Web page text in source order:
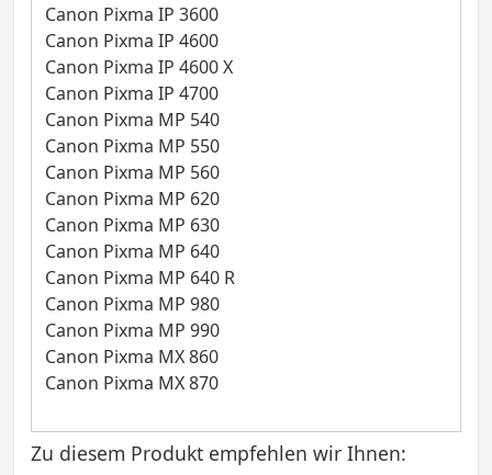
Canon Pixma IP 3600
Canon Pixma IP 4600
Canon Pixma IP 4600 X
Canon Pixma IP 4700
Canon Pixma MP 540
Canon Pixma MP 550
Canon Pixma MP 560
Canon Pixma MP 620
Canon Pixma MP 630
Canon Pixma MP 640
Canon Pixma MP 640 R
Canon Pixma MP 980
Canon Pixma MP 990
Canon Pixma MX 860
Canon Pixma MX 870
Zu diesem Produkt empfehlen wir Ihnen: